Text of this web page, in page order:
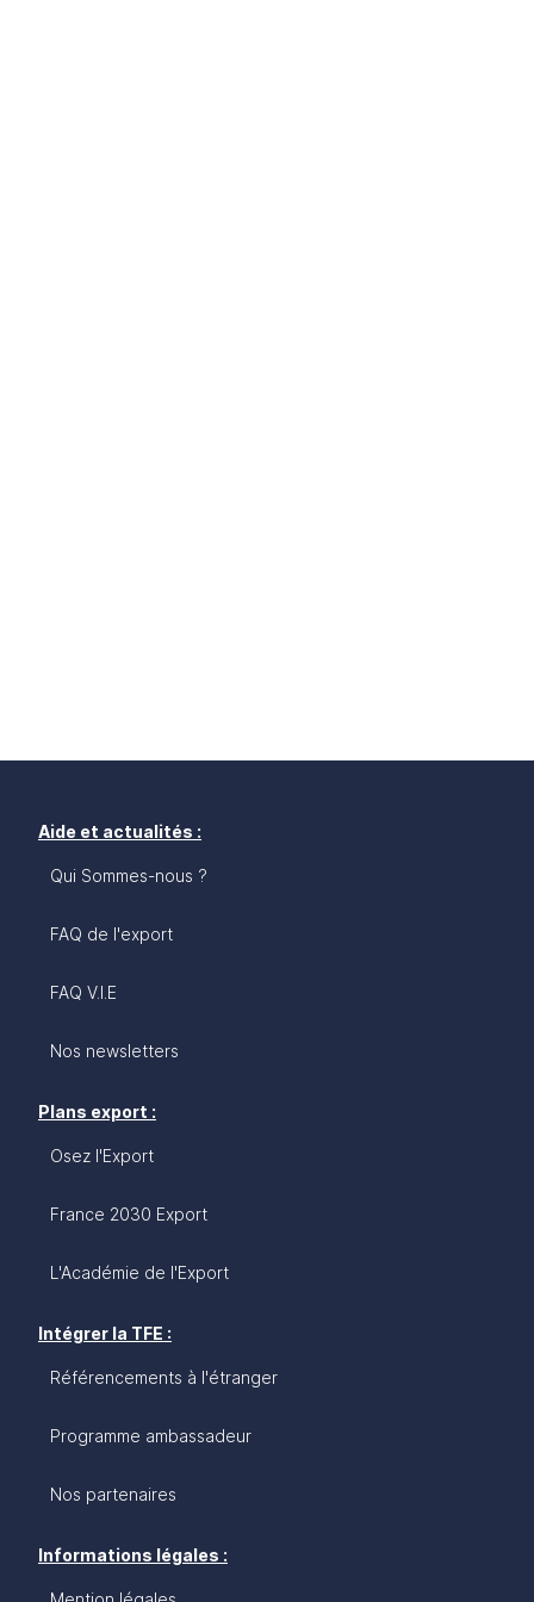
Aide et actualités :
Qui Sommes-nous ?
FAQ de l'export
FAQ V.I.E
Nos newsletters
Plans export :
Osez l'Export
France 2030 Export
L'Académie de l'Export
Intégrer la TFE :
Référencements à l'étranger
Programme ambassadeur
Nos partenaires
Informations légales :